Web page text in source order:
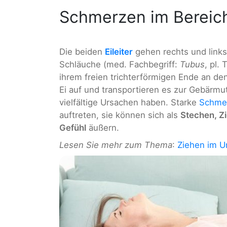
Schmerzen im
Die beiden Eileiter gehen rechts und
Schläuche (med. Fachbegriff: Tubus, pl.
ihrem freien trichterförmigen Ende an
Ei auf und transportieren es zur
vielfältige Ursachen haben. Starke
auftreten, sie können sich als Stechen,
Gefühl äußern.
Lesen Sie mehr zum Thema: Ziehen im